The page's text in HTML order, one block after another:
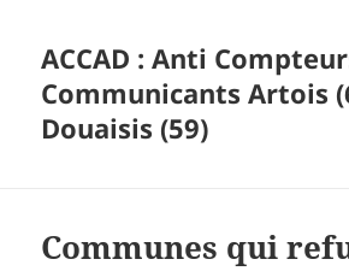
ACCAD : Anti
Communicants Artois
Douaisis (59)
Communes qui